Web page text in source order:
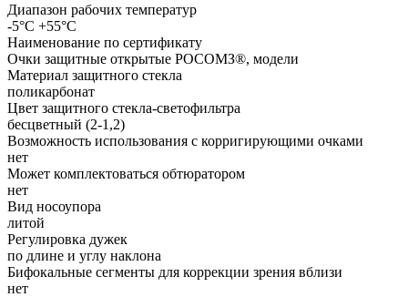
Диапазон рабочих температур
-5°C +55°C
Наименование по сертификату
Очки защитные открытые РОСОМЗ®, модели
Материал защитного стекла
поликарбонат
Цвет защитного стекла-светофильтра
бесцветный (2-1,2)
Возможность использования с корригирующими очками
нет
Может комплектоваться обтюратором
нет
Вид носоупора
литой
Регулировка дужек
по длине и углу наклона
Бифокальные сегменты для коррекции зрения вблизи
нет